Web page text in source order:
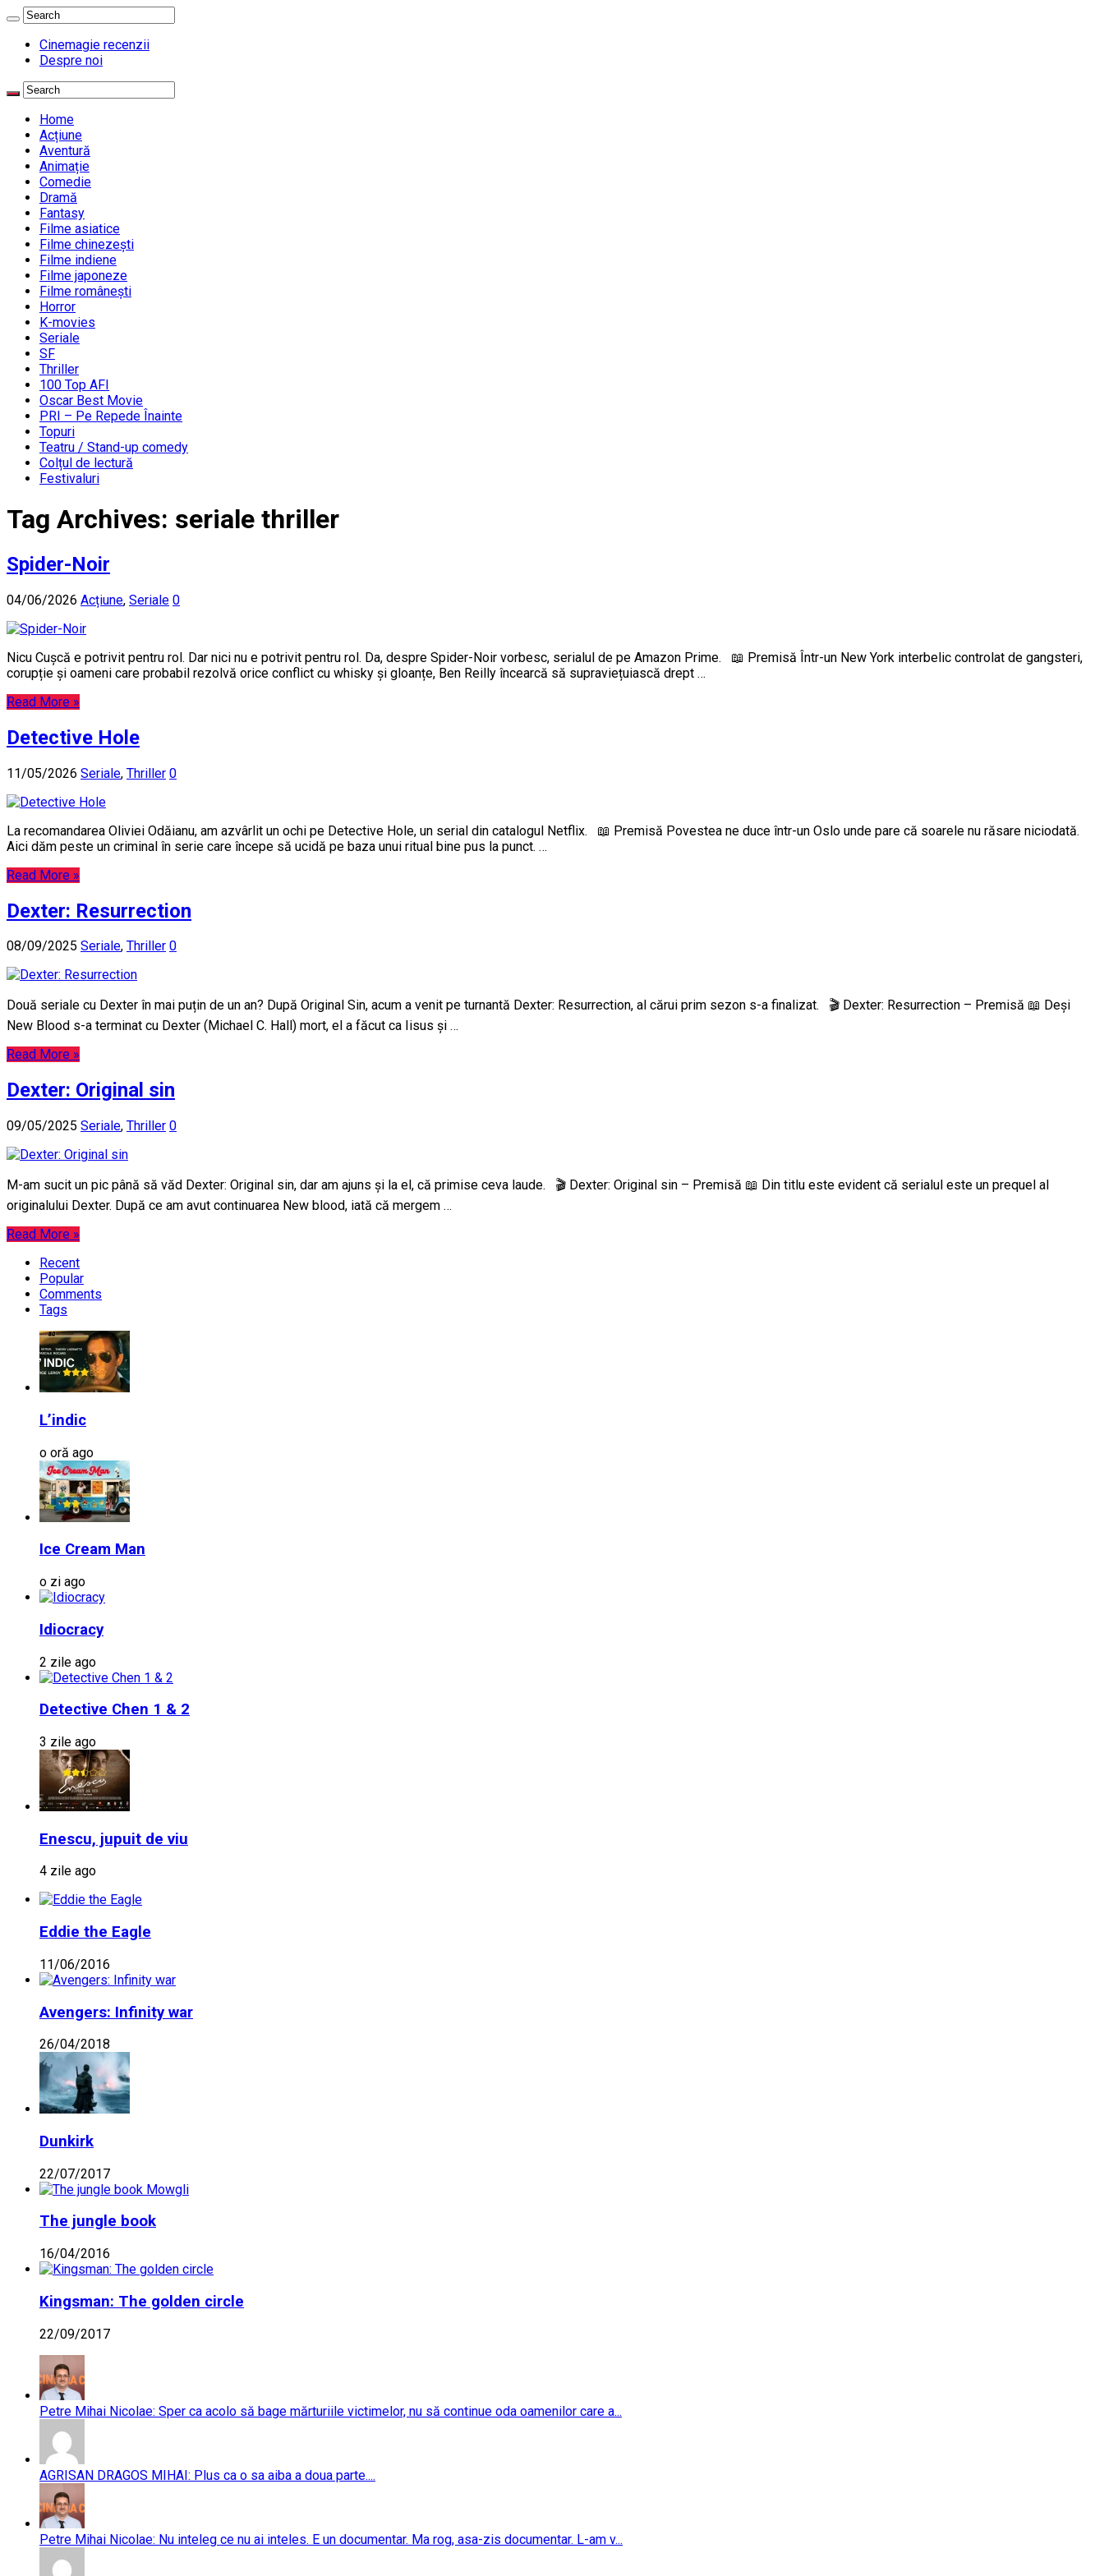
Cinemagie recenzii
Despre noi
Home
Acțiune
Aventură
Animație
Comedie
Dramă
Fantasy
Filme asiatice
Filme chinezești
Filme indiene
Filme japoneze
Filme românești
Horror
K-movies
Seriale
SF
Thriller
100 Top AFI
Oscar Best Movie
PRI – Pe Repede Înainte
Topuri
Teatru / Stand-up comedy
Colțul de lectură
Festivaluri
Tag Archives: seriale thriller
Spider-Noir
04/06/2026 Acțiune, Seriale 0
Nicu Cușcă e potrivit pentru rol. Dar nici nu e potrivit pentru rol. Da, despre Spider-Noir vorbesc, serialul de pe Amazon Prime. 📖 Premisă Într-un New York interbelic controlat de gangsteri,
corupție și oameni care probabil rezolvă orice conflict cu whisky și gloanțe, Ben Reilly încearcă să supraviețuiască drept …
Read More »
Detective Hole
11/05/2026 Seriale, Thriller 0
La recomandarea Oliviei Odăianu, am azvârlit un ochi pe Detective Hole, un serial din catalogul Netflix. 📖 Premisă Povestea ne duce într-un Oslo unde pare că soarele nu răsare niciodată.
Aici dăm peste un criminal în serie care începe să ucidă pe baza unui ritual bine pus la punct. …
Read More »
Dexter: Resurrection
08/09/2025 Seriale, Thriller 0
Două seriale cu Dexter în mai puțin de un an? După Original Sin, acum a venit pe turnantă Dexter: Resurrection, al cărui prim sezon s-a finalizat. 🎬 Dexter: Resurrection – Premisă 📖 Deși
New Blood s-a terminat cu Dexter (Michael C. Hall) mort, el a făcut ca Iisus și …
Read More »
Dexter: Original sin
09/05/2025 Seriale, Thriller 0
M-am sucit un pic până să văd Dexter: Original sin, dar am ajuns și la el, că primise ceva laude. 🎬 Dexter: Original sin – Premisă 📖 Din titlu este evident că serialul este un prequel al
originalului Dexter. După ce am avut continuarea New blood, iată că mergem …
Read More »
Recent
Popular
Comments
Tags
L’indic
o oră ago
Ice Cream Man
o zi ago
Idiocracy
2 zile ago
Detective Chen 1 & 2
3 zile ago
Enescu, jupuit de viu
4 zile ago
Eddie the Eagle
11/06/2016
Avengers: Infinity war
26/04/2018
Dunkirk
22/07/2017
The jungle book
16/04/2016
Kingsman: The golden circle
22/09/2017
Petre Mihai Nicolae: Sper ca acolo să bage mărturiile victimelor, nu să continue oda oamenilor care a...
AGRISAN DRAGOS MIHAI: Plus ca o sa aiba a doua parte....
Petre Mihai Nicolae: Nu inteleg ce nu ai inteles. E un documentar. Ma rog, asa-zis documentar. L-am v...